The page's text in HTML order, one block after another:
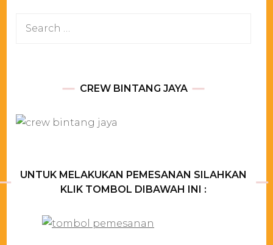
Search
CREW BINTANG JAYA
UNTUK MELAKUKAN PEMESANAN SILAHKAN
KLIK TOMBOL DIBAWAH INI :